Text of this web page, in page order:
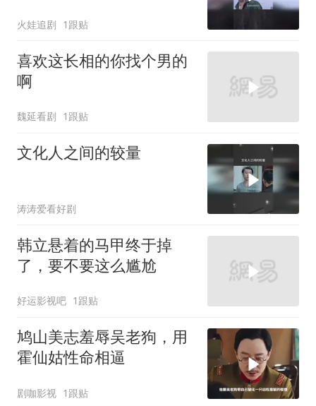
火娃追剧 1跟贴
喜欢这长相的你找个男的
啊
魏延看剧 1跟贴
文化人之间的较量
涛涛爱看好剧
韩立悬着的马甲终于掉
了，要不要这么尴尬
好运影视吧 1跟贴
鸠山美志羞辱吴老狗，用
霍仙姑性命相逼
剧咖影视 1跟贴